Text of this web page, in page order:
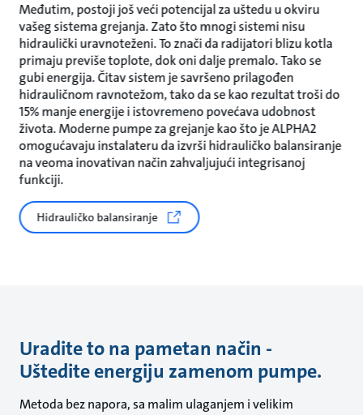
Međutim, postoji još veći potencijal za uštedu u okviru
vašeg sistema grejanja. Zato što mnogi sistemi nisu
hidraulički uravnoteženi. To znači da radijatori blizu kotla
primaju previše toplote, dok oni dalje premalo. Tako se
gubi energija. Čitav sistem je savršeno prilagođen
hidrauličnom ravnotežom, tako da se kao rezultat troši do
15% manje energije i istovremeno povećava udobnost
života. Moderne pumpe za grejanje kao što je ALPHA2
omogućavaju instalateru da izvrši hidrauličko balansiranje
na veoma inovativan način zahvaljujući integrisanoj
funkciji.
Hidrauličko balansiranje
Uradite to na pametan način -
Uštedite energiju zamenom pumpe.
Metoda bez napora, sa malim ulaganjem i velikim